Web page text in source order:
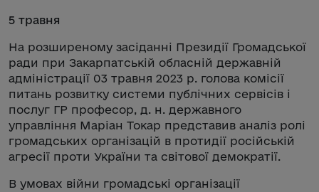
5 травня
На розширеному засіданні Президії Громадської
ради при Закарпатській обласній державній
адміністрації 03 травня 2023 р. голова комісії
питань розвитку системи публічних сервісів і
послуг ГР професор, д. н. державного
управління Маріан Токар представив аналіз ролі
громадських організацій в протидії російській
агресії проти України та світової демократії.
В умовах війни громадські організації